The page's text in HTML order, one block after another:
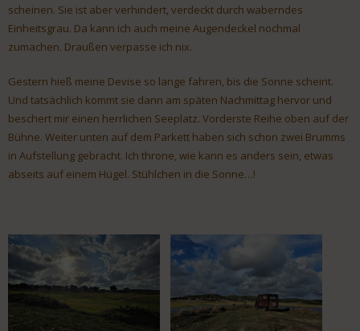
scheinen. Sie ist aber verhindert, verdeckt durch waberndes
Einheitsgrau. Da kann ich auch meine Augendeckel nochmal
zumachen. Draußen verpasse ich nix.
Gestern hieß meine Devise so lange fahren, bis die Sonne scheint.
Und tatsächlich kommt sie dann am späten Nachmittag hervor und
beschert mir einen herrlichen Seeplatz. Vorderste Reihe oben auf der
Bühne. Weiter unten auf dem Parkett haben sich schon zwei Brumms
in Aufstellung gebracht. Ich throne, wie kann es anders sein, etwas
abseits auf einem Hügel. Stühlchen in die Sonne…!